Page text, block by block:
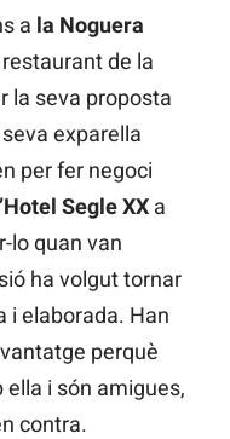
a la Noguera
de la
la seva proposta
seva exparella
per fer negoci
Segle XX a
lo quan van
ha volgut tornar
i elaborada. Han
perquè
i són amigues,
contra.